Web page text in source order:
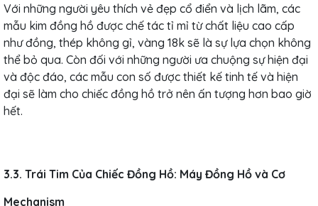
Với những người yêu thích vẻ đẹp cổ điển và lịch lãm, các
mẫu kim đồng hồ được chế tác tỉ mỉ từ chất liệu cao cấp
như đồng, thép không gỉ, vàng 18k sẽ là sự lựa chọn không
thể bỏ qua. Còn đối với những người ưa chuộng sự hiện đại
và độc đáo, các mẫu con số được thiết kế tinh tế và hiện
đại sẽ làm cho chiếc đồng hồ trở nên ấn tượng hơn bao giờ
hết.
3.3. Trái Tim Của Chiếc Đồng Hồ: Máy Đồng Hồ và Cơ
Mechanism